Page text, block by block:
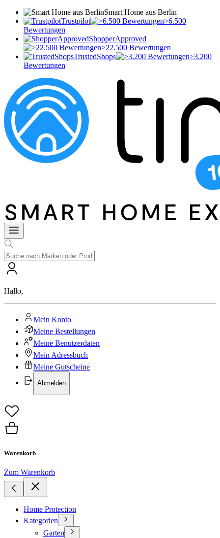
Smart Home aus Berlin
Trustpilot
>6.500
Bewertungen
ShopperApproved
>22.500 Bewertungen
TrustedShops
>3.200
Bewertungen
Hallo,
Mein Konto
Meine Bestellungen
Meine Benutzerdaten
Mein Adressbuch
Meine Gutscheine
Abmelden
Warenkorb
Zum Warenkorb
Home Protection
Kategorien
Garten